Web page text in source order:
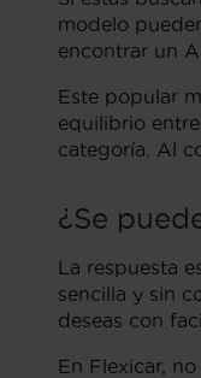
modelo
encontrar un
Este popular
equilibrio
categoría. Al
¿Se
La respuesta
sencilla y sin
deseas con
En Flexicar,